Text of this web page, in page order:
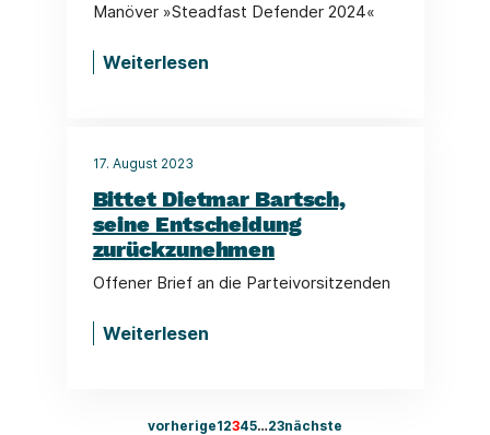
Manöver »Steadfast Defender 2024«
Weiterlesen
17. August 2023
Bittet Dietmar Bartsch,
seine Entscheidung
zurückzunehmen
Offener Brief an die Parteivorsitzenden
Weiterlesen
vorherige12345…23nächste